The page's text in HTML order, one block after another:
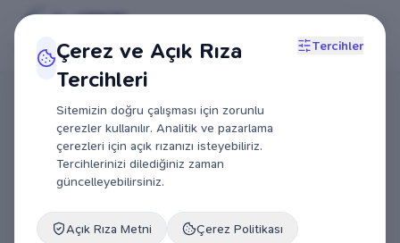
Çerez ve Açık Rıza
Tercihleri
Sitemizin doğru çalışması için zorunlu
çerezler kullanılır. Analitik ve pazarlama
çerezleri için açık rızanızı isteyebiliriz.
Tercihlerinizi dilediğiniz zaman
güncelleyebilirsiniz.
Tercihler
Açık Rıza Metni Çerez Politikası